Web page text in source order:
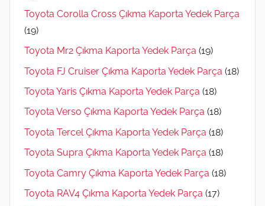
Toyota Corolla Cross Çıkma Kaporta Yedek Parça
(19)
Toyota Mr2 Çıkma Kaporta Yedek Parça (19)
Toyota FJ Cruiser Çıkma Kaporta Yedek Parça (18)
Toyota Yaris Çıkma Kaporta Yedek Parça (18)
Toyota Verso Çıkma Kaporta Yedek Parça (18)
Toyota Tercel Çıkma Kaporta Yedek Parça (18)
Toyota Supra Çıkma Kaporta Yedek Parça (18)
Toyota Camry Çıkma Kaporta Yedek Parça (18)
Toyota RAV4 Çıkma Kaporta Yedek Parça (17)